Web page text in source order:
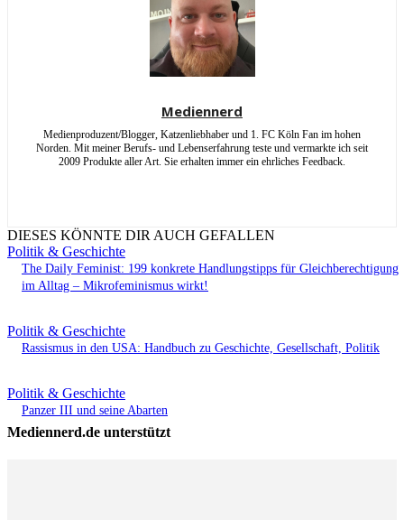
Mediennerd
Medienproduzent/Blogger, Katzenliebhaber und 1. FC Köln Fan im hohen
Norden. Mit meiner Berufs- und Lebenserfahrung teste und vermarkte ich seit
2009 Produkte aller Art. Sie erhalten immer ein ehrliches Feedback.
DIESES KÖNNTE DIR AUCH GEFALLEN
Politik & Geschichte
The Daily Feminist: 199 konkrete Handlungstipps für Gleichberechtigung
im Alltag – Mikrofeminismus wirkt!
Politik & Geschichte
Rassismus in den USA: Handbuch zu Geschichte, Gesellschaft, Politik
Politik & Geschichte
Panzer III und seine Abarten
Mediennerd.de unterstützt